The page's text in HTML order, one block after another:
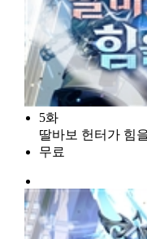
5화
딸바보 헌터가 힘
무료